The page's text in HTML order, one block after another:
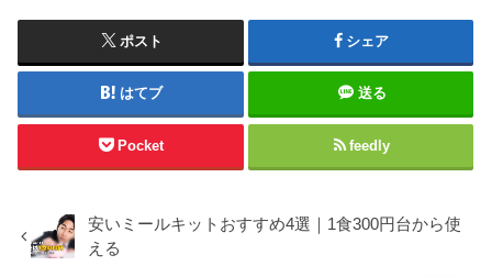
重視DELIPICKS637円〜...
ポスト シェア
はてブ 送る
Pocket feedly
安いミールキットおすすめ4選｜1食300円台から使
える